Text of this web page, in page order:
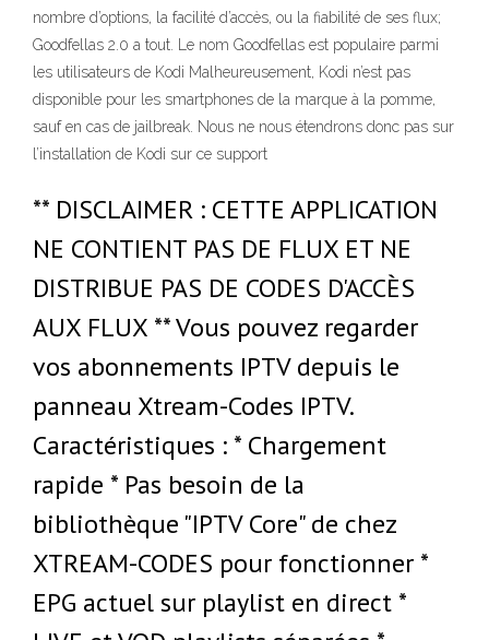
nombre d’options, la facilité d’accès, ou la fiabilité de ses flux;
Goodfellas 2.0 a tout. Le nom Goodfellas est populaire parmi
les utilisateurs de Kodi Malheureusement, Kodi n’est pas
disponible pour les smartphones de la marque à la pomme,
sauf en cas de jailbreak. Nous ne nous étendrons donc pas sur
l’installation de Kodi sur ce support
** DISCLAIMER : CETTE APPLICATION
NE CONTIENT PAS DE FLUX ET NE
DISTRIBUE PAS DE CODES D'ACCÈS
AUX FLUX ** Vous pouvez regarder
vos abonnements IPTV depuis le
panneau Xtream-Codes IPTV.
Caractéristiques : * Chargement
rapide * Pas besoin de la
bibliothèque "IPTV Core" de chez
XTREAM-CODES pour fonctionner *
EPG actuel sur playlist en direct *